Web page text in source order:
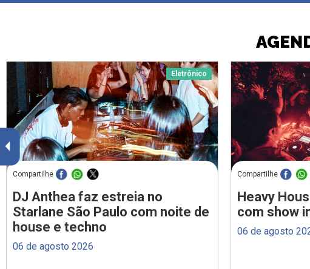
Eletrônico
Compartilhe
DJ Anthea faz estreia no
Starlane São Paulo com noite de
house e techno
06 de agosto 2026
Compartilhe
Heavy
com show
06 de agosto